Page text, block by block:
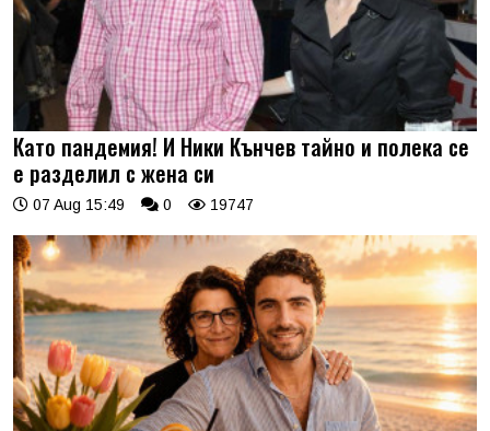
Като пандемия! И Ники Кънчев тайно и полека се
е разделил с жена си
07 Aug 15:49 0 19747